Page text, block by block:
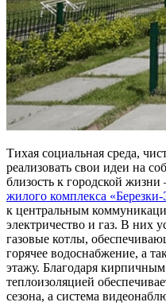
Тихая социальная среда,
реализовать свои идеи на
близость к городской
жилого комплекса
к центральным
электричество и газ. В них
газовые котлы,
горячее водоснабжение, а
этажу. Благодаря
теплоизоляцией
сезона, а система